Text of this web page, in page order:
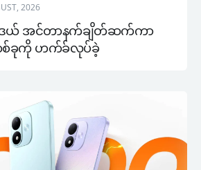
2026
ာ်ဒယ် အင်တာနက်ချိတ်ဆက်ကာ
စ်ခုကို ဟက်ခ်လုပ်ခဲ့